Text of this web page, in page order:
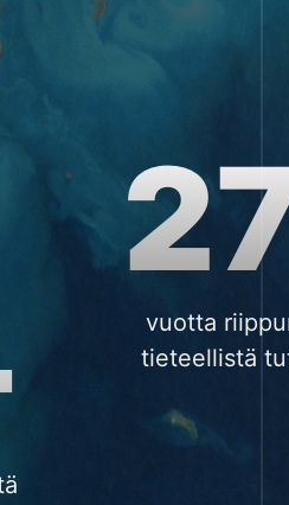
vuotta
tieteellistä